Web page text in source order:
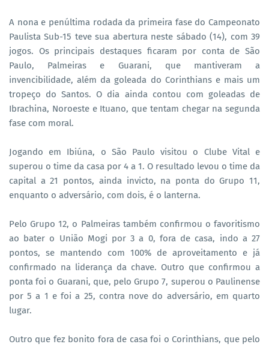
A nona e penúltima rodada da primeira fase do Campeonato
Paulista Sub-15 teve sua abertura neste sábado (14), com 39
jogos. Os principais destaques ficaram por conta de São
Paulo, Palmeiras e Guarani, que mantiveram a
invencibilidade, além da goleada do Corinthians e mais um
tropeço do Santos. O dia ainda contou com goleadas de
Ibrachina, Noroeste e Ituano, que tentam chegar na segunda
fase com moral.
Jogando em Ibiúna, o São Paulo visitou o Clube Vital e
superou o time da casa por 4 a 1. O resultado levou o time da
capital a 21 pontos, ainda invicto, na ponta do Grupo 11,
enquanto o adversário, com dois, é o lanterna.
Pelo Grupo 12, o Palmeiras também confirmou o favoritismo
ao bater o União Mogi por 3 a 0, fora de casa, indo a 27
pontos, se mantendo com 100% de aproveitamento e já
confirmado na liderança da chave. Outro que confirmou a
ponta foi o Guarani, que, pelo Grupo 7, superou o Paulinense
por 5 a 1 e foi a 25, contra nove do adversário, em quarto
lugar.
Outro que fez bonito fora de casa foi o Corinthians, que pelo